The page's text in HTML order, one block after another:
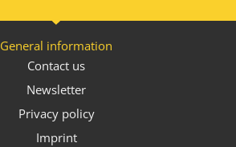
General information
Contact us
Newsletter
Privacy policy
Imprint